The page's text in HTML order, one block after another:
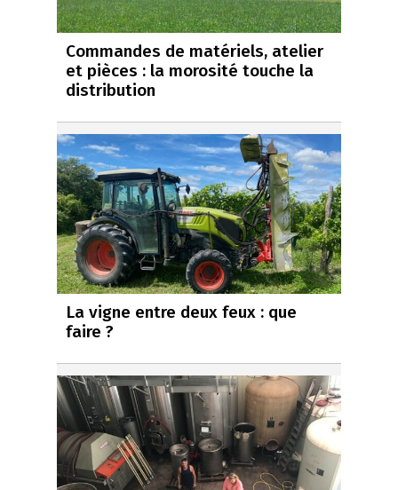
Commandes de matériels, atelier
et pièces : la morosité touche la
distribution
La vigne entre deux feux : que
faire ?